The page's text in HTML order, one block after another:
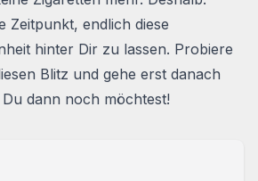
Zeitpunkt, endlich diese
hinter Dir zu lassen. Probiere
Blitz und gehe erst danach
dann noch möchtest!